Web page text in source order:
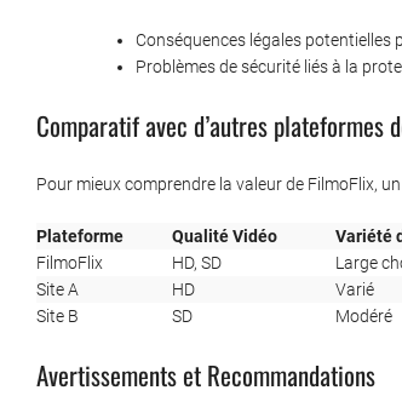
Conséquences légales potentielles
Problèmes de sécurité liés à la
Comparatif avec d’autres plateformes
Pour mieux comprendre la valeur de FilmoFlix,
Plateforme Qualité Vidéo Variété
FilmoFlix
HD, SD Large
Site A
HD Varié
Site B
SD Modéré
Avertissements et Recommandations